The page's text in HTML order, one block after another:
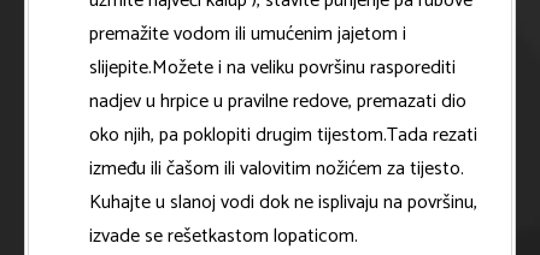
premažite vodom ili umućenim jajetom i
slijepite.Možete i na veliku površinu rasporediti
nadjev u hrpice u pravilne redove, premazati dio
oko njih, pa poklopiti drugim tijestom.Tada rezati
između ili čašom ili valovitim nožićem za tijesto.
Kuhajte u slanoj vodi dok ne isplivaju na površinu,
izvade se rešetkastom lopaticom.